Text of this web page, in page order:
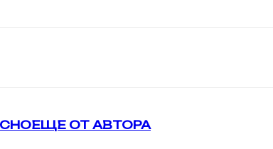
ЕЩЕ ОТ АВТОРА